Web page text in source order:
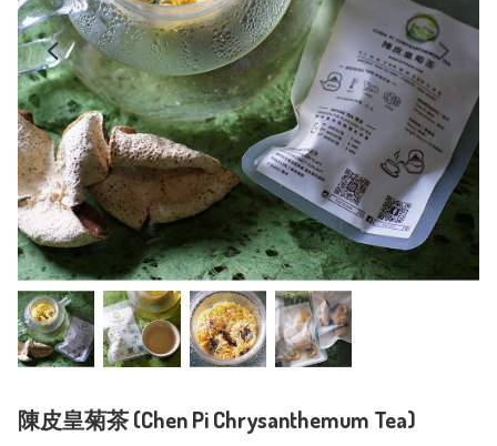
陳皮皇菊茶 (Chen Pi Chrysanthemum Tea)